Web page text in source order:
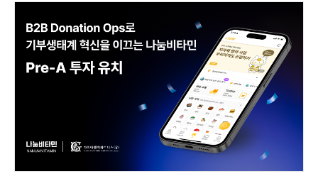
- [2026.03.25. 조선일보]
- [2026.03.25. 한경잡앤조이]
- [2026.03.25. 한국경제TV]
서울대학교, 2025 서울시 캠퍼스타운 운영 성과평가 2년 연속 ‘최우수 대학’ 선정